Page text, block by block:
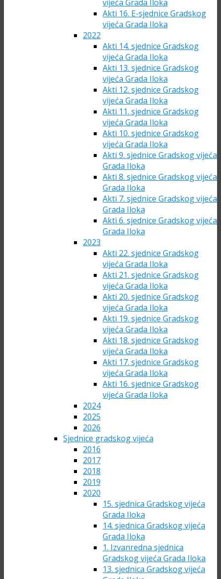
vijeća Grada Iloka
Akti 16. E-sjednice Gradskog
vijeća Grada Iloka
2022
Akti 14. sjednice Gradskog
vijeća Grada Iloka
Akti 13. sjednice Gradskog
vijeća Grada Iloka
Akti 12. sjednice Gradskog
vijeća Grada Iloka
Akti 11. sjednice Gradskog
vijeća Grada Iloka
Akti 10. sjednice Gradskog
vijeća Grada Iloka
Akti 9. sjednice Gradskog vijeća
Grada Iloka
Akti 8. sjednice Gradskog vijeća
Grada Iloka
Akti 7. sjednice Gradskog vijeća
Grada Iloka
Akti 6. sjednice Gradskog vijeća
Grada Iloka
2023
Akti 22. sjednice Gradskog
vijeća Grada Iloka
Akti 21. sjednice Gradskog
vijeća Grada Iloka
Akti 20. sjednice Gradskog
vijeća Grada Iloka
Akti 19. sjednice Gradskog
vijeća Grada Iloka
Akti 18. sjednice Gradskog
vijeća Grada Iloka
Akti 17. sjednice Gradskog
vijeća Grada Iloka
Akti 16. sjednice Gradskog
vijeća Grada Iloka
2024
2025
2026
Sjednice gradskog vijeća
2016
2017
2018
2019
2020
15. sjednica Gradskog vijeća
Grada Iloka
14. sjednica Gradskog vijeća
Grada Iloka
1. Izvanredna sjednica
Gradskog vijeća Grada Iloka
13. sjednica Gradskog vijeća